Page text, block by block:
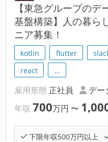
【東急グループの
基盤構築】人の暮ら
ニア募集！
kotlin flutter
react
…
雇用形態 正社員 デー
年収 700万円 〜
下限年収500万円以上